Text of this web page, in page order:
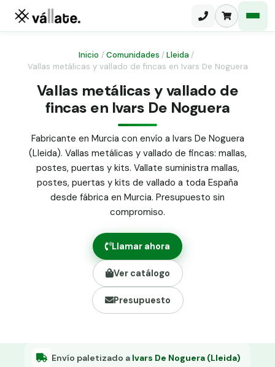
Malla ganadera
Malla simple torsión
Malla triple torsión
Panel malla H.
Puerta abatible dos hojas
Puerta acceso peatonal
Poste malla Hércules
Poste malla simple torsión
Alambre de espino galvanizado
Abrazadera PVC malla H.
Grapa malla H.
Grapadora
Tensor galvanizado
Inicio /Comunidades /Lleida /
Vallas metálicas y vallado de fincas en Ivars De Noguera
Vallas metálicas y vallado de
fincas en Ivars De Noguera
Fabricante en Murcia con envío a Ivars De Noguera
(Lleida). Vallas metálicas y vallado de fincas: mallas,
postes, puertas y kits. Vallate suministra mallas,
postes, puertas y kits de vallado a toda España
desde fábrica en Murcia. Presupuesto sin
compromiso.
Llamar ahora
Ver catálogo
Presupuesto
Envío paletizado a Ivars De Noguera (Lleida)